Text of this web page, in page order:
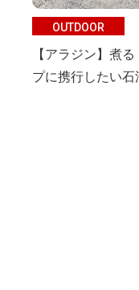
OUTDOOR
【アラジン】煮
プに携行したい石